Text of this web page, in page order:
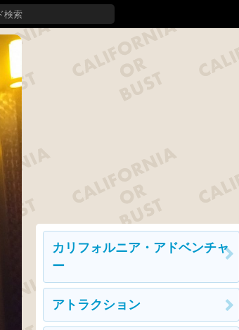
カリフォルニア・アドベンチャ
ー
アトラクション